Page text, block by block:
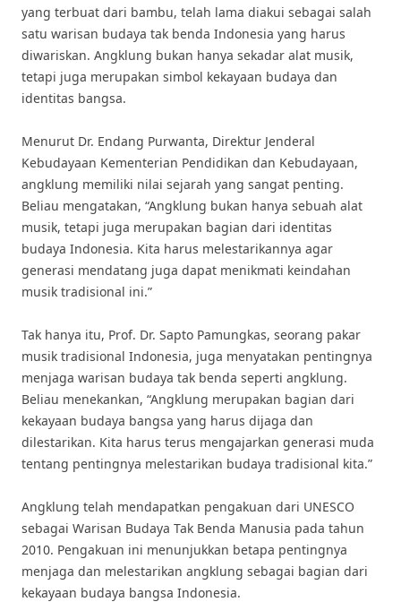
yang terbuat dari bambu, telah lama diakui sebagai salah
satu warisan budaya tak benda Indonesia yang harus
diwariskan. Angklung bukan hanya sekadar alat musik,
tetapi juga merupakan simbol kekayaan budaya dan
identitas bangsa.
Menurut Dr. Endang Purwanta, Direktur Jenderal
Kebudayaan Kementerian Pendidikan dan Kebudayaan,
angklung memiliki nilai sejarah yang sangat penting.
Beliau mengatakan, “Angklung bukan hanya sebuah alat
musik, tetapi juga merupakan bagian dari identitas
budaya Indonesia. Kita harus melestarikannya agar
generasi mendatang juga dapat menikmati keindahan
musik tradisional ini.”
Tak hanya itu, Prof. Dr. Sapto Pamungkas, seorang pakar
musik tradisional Indonesia, juga menyatakan pentingnya
menjaga warisan budaya tak benda seperti angklung.
Beliau menekankan, “Angklung merupakan bagian dari
kekayaan budaya bangsa yang harus dijaga dan
dilestarikan. Kita harus terus mengajarkan generasi muda
tentang pentingnya melestarikan budaya tradisional kita.”
Angklung telah mendapatkan pengakuan dari UNESCO
sebagai Warisan Budaya Tak Benda Manusia pada tahun
2010. Pengakuan ini menunjukkan betapa pentingnya
menjaga dan melestarikan angklung sebagai bagian dari
kekayaan budaya bangsa Indonesia.